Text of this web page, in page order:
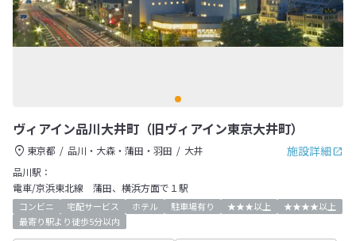
ヴィアイン品川大井町（旧ヴィアイン東京大井町）
施設詳細
東京都 品川・大森・蒲田・羽田
大井
品川駅：
電車/京浜東北線 蒲田、横浜方面で１駅
コンビニ 宅配サービス ホテル 駐車場有り ★★★以上
★★★★以上
最寄り駅より徒歩5分以内